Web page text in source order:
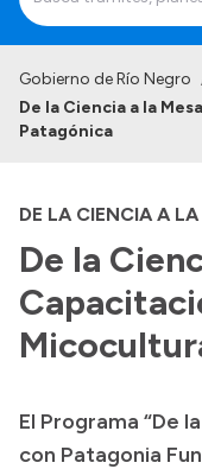
Institucional
Autoridades
Delegaciones
Consultorios
Presentación CV
Transparencia
Gobierno de Río Negro
De la Ciencia a la
Patagónica
DE LA CIENCIA A
De la
El Programa “De
con Patagonia